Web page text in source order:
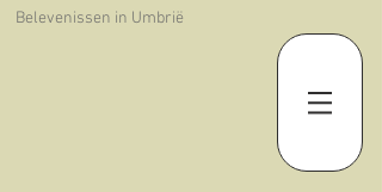
Belevenissen in Umbrië